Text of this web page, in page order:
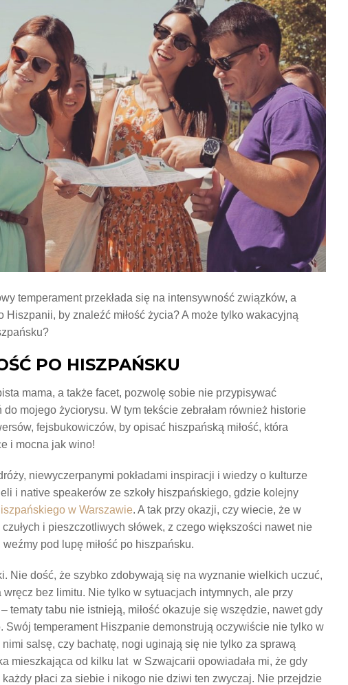
temperament przekłada się na intensywność związków, a
by znaleźć miłość życia? A może tylko wakacyjną
PO HISZPAŃSKU
mama, a także facet, pozwolę sobie nie przypisywać
mojego życiorysu. W tym tekście zebrałam również historie
fejsbukowiczów, by opisać hiszpańską miłość, która
i mocna jak wino!
niewyczerpanymi pokładami inspiracji i wiedzy o kulturze
i native speakerów ze szkoły hiszpańskiego, gdzie kolejny
w Warszawie. A tak przy okazji, czy wiecie, że w
i pieszczotliwych słówek, z czego większości nawet nie
pod lupę miłość po hiszpańsku.
Nie dość, że szybko zdobywają się na wyznanie wielkich uczuć,
bez limitu. Nie tylko w sytuacjach intymnych, ale przy
tematy tabu nie istnieją, miłość okazuje się wszędzie, nawet gdy
Swój temperament Hiszpanie demonstrują oczywiście nie tylko w
salsę, czy bachatę, nogi uginają się nie tylko za sprawą
mieszkająca od kilku lat w Szwajcarii opowiadała mi, że gdy
płaci za siebie i nikogo nie dziwi ten zwyczaj. Nie przejdzie